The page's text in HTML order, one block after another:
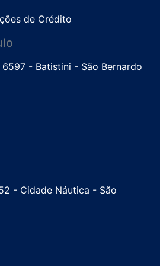
de Crédito
6597 - Batistini - São Bernardo
- Cidade Náutica - São